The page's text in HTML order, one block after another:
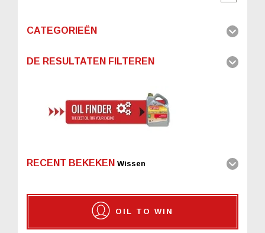
CATEGORIEËN
DE RESULTATEN FILTEREN
RECENT BEKEKEN Wissen
OIL TO WIN